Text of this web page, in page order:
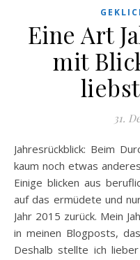
Eine Art
mit
31.
Jahresrückblick: Beim Durchsehen des Feedreaders gibt’s
kaum noch etwas
Einige blicken aus
auf das ermüdete und
Jahr 2015 zurück. Mein
in meinen Blogposts,
Deshalb stellte ich